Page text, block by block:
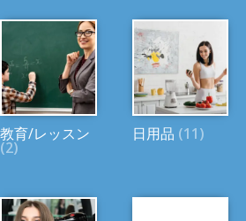
教育/レッスン
(2)
日用品 (11)